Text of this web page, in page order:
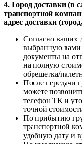
4. Город доставки (в
транспортной
адрес доставки
Согласно ваших
выбранную вами
документы на
на полную
обрешетка/
После передачи
можете
телефон ТК и
точной
По прибытию
транспортной
удобную дату и